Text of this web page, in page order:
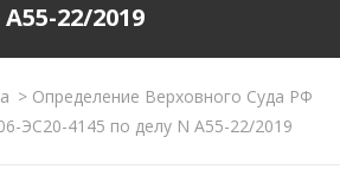
А55-22/2019
>Определение Верховного Суда РФ
ЭС20-4145 по делу N А55-22/2019